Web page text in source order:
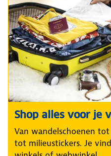
Shop alles voor je
Van wandelschoenen
tot milieustickers. Je